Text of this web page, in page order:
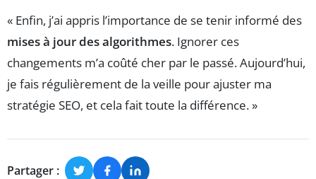
« Enfin, j’ai appris l’importance de se tenir informé des
mises à jour des algorithmes. Ignorer ces
changements m’a coûté cher par le passé. Aujourd’hui,
je fais régulièrement de la veille pour ajuster ma
stratégie SEO, et cela fait toute la différence. »
Partager :